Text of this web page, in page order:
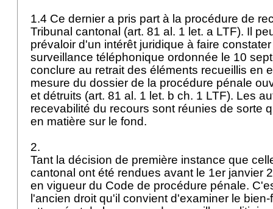
1.4 Ce dernier a pris part à la procédure de
Tribunal cantonal (art. 81 al. 1 let. a LTF). Il
prévaloir d'un intérêt juridique à faire
surveillance téléphonique ordonnée le 10
conclure au retrait des éléments recueillis en
mesure du dossier de la procédure pénale
et détruits (art. 81 al. 1 let. b ch. 1 LTF). Les
recevabilité du recours sont réunies de sorte
en matière sur le fond.
2.
Tant la décision de première instance que
cantonal ont été rendues avant le 1er janvier
en vigueur du Code de procédure pénale.
l'ancien droit qu'il convient d'examiner le